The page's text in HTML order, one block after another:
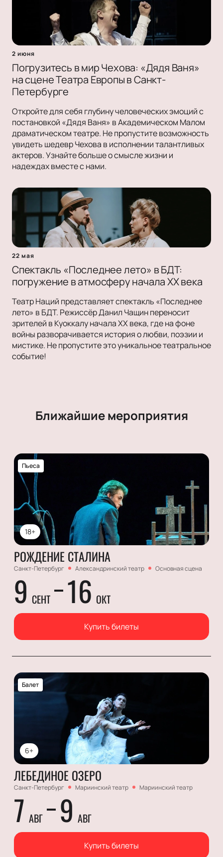
2 июня
Погрузитесь в мир Чехова: «Дядя Ваня»
на сцене Театра Европы в Санкт-
Петербурге
Откройте для себя глубину человеческих эмоций с
постановкой «Дядя Ваня» в Академическом Малом
драматическом театре. Не пропустите возможность
увидеть шедевр Чехова в исполнении талантливых
актеров. Узнайте больше о смысле жизни и
надеждах вместе с нами.
22 мая
Спектакль «Последнее лето» в БДТ:
погружение в атмосферу начала XX века
Театр Наций представляет спектакль «Последнее
лето» в БДТ. Режиссёр Данил Чащин переносит
зрителей в Куоккалу начала XX века, где на фоне
войны разворачивается история о любви, поэзии и
мистике. Не пропустите это уникальное театральное
событие!
Ближайшие мероприятия
18+
Пьеса
РОЖДЕНИЕ СТАЛИНА
Санкт-Петербург Александринский театр Основная сцена
9 СЕНТ 16 ОКТ
Купить билеты
6+
Балет
ЛЕБЕДИНОЕ ОЗЕРО
Санкт-Петербург Мариинский театр Мариинский театр
7 АВГ 9 АВГ
Купить билеты